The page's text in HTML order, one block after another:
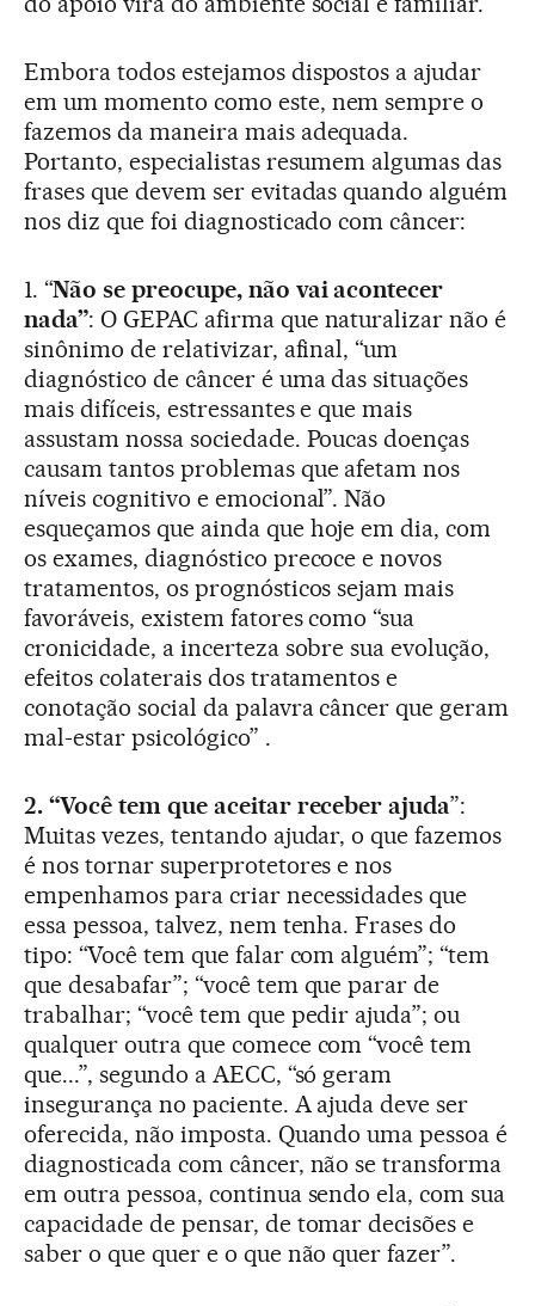
Embora todos estejamos dispostos a ajudar
em um momento como este, nem sempre o
fazemos da maneira mais adequada.
Portanto, especialistas resumem algumas das
frases que devem ser evitadas quando alguém
nos diz que foi diagnosticado com câncer:
1. “Não se preocupe, não vai acontecer
nada”: O GEPAC afirma que naturalizar não é
sinônimo de relativizar, afinal, “um
diagnóstico de câncer é uma das situações
mais difíceis, estressantes e que mais
assustam nossa sociedade. Poucas doenças
causam tantos problemas que afetam nos
níveis cognitivo e emocional”. Não
esqueçamos que ainda que hoje em dia, com
os exames, diagnóstico precoce e novos
tratamentos, os prognósticos sejam mais
favoráveis, existem fatores como “sua
cronicidade, a incerteza sobre sua evolução,
efeitos colaterais dos tratamentos e
conotação social da palavra câncer que geram
mal-estar psicológico” .
2. “Você tem que aceitar receber ajuda”:
Muitas vezes, tentando ajudar, o que fazemos
é nos tornar superprotetores e nos
empenhamos para criar necessidades que
essa pessoa, talvez, nem tenha. Frases do
tipo: “Você tem que falar com alguém”; “tem
que desabafar”; “você tem que parar de
trabalhar; “você tem que pedir ajuda”; ou
qualquer outra que comece com “você tem
que...”, segundo a AECC, “só geram
insegurança no paciente. A ajuda deve ser
oferecida, não imposta. Quando uma pessoa é
diagnosticada com câncer, não se transforma
em outra pessoa, continua sendo ela, com sua
capacidade de pensar, de tomar decisões e
saber o que quer e o que não quer fazer”.